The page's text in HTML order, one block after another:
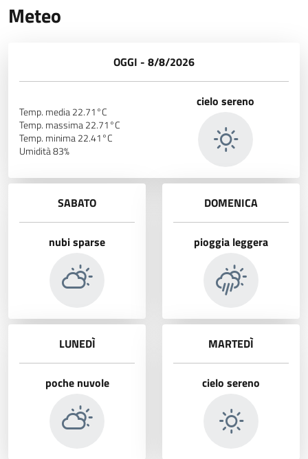
Meteo
OGGI - 8/8/2026
Temp. media 22.71°C
Temp. massima 22.71°C
Temp. minima 22.41°C
Umidità 83%
cielo sereno
SABATO
nubi sparse
DOMENICA
pioggia leggera
LUNEDÌ
poche nuvole
MARTEDÌ
cielo sereno